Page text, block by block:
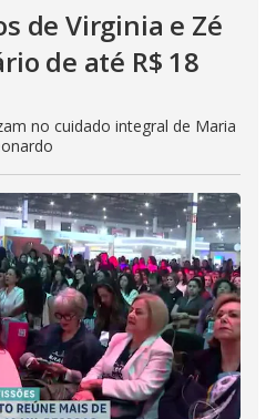
de Virginia e Zé
de até R$ 18
no cuidado integral de Maria